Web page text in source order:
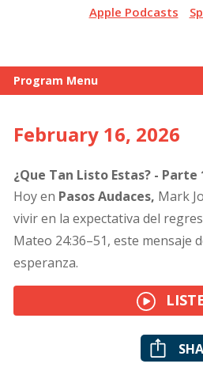
Apple Podcasts
Program Menu
February 16, 2026
¿Que Tan Listo Estas? - Parte
Hoy en Pasos Audaces, Mark
vivir en la expectativa del
Mateo 24:36–51, este mensaje
esperanza.